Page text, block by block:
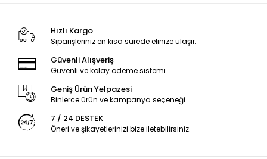
Hızlı Kargo
Siparişleriniz en kısa sürede elinize ulaşır.
Güvenli Alışveriş
Güvenli ve kolay ödeme sistemi
Geniş Ürün Yelpazesi
Binlerce ürün ve kampanya seçeneği
7 / 24 DESTEK
Öneri ve şikayetlerinizi bize iletebilirsiniz.